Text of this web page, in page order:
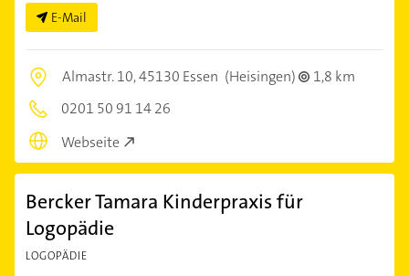
E-Mail
Almastr. 10,45130 Essen (Heisingen)
1,8 km
0201 50 91 14 26
Webseite
Bercker Tamara Kinderpraxis für
Logopädie
LOGOPÄDIE